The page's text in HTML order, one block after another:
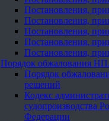
Постановления,
Постановления,
Постановления,
Постановления,
Постановления,
Порядок обжалования
Порядок
решений
Кодекс
судопроизводства
Федерации